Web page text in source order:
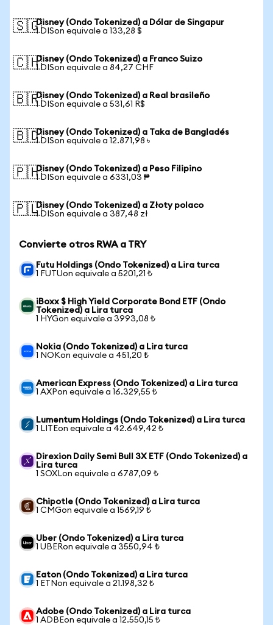
🇸🇬Disney (Ondo Tokenized) a Dólar de Singapur
1 DISon equivale a 133,28 $
🇨🇭Disney (Ondo Tokenized) a Franco Suizo
1 DISon equivale a 84,27 CHF
🇧🇷Disney (Ondo Tokenized) a Real brasileño
1 DISon equivale a 531,61 R$
🇧🇩Disney (Ondo Tokenized) a Taka de Bangladés
1 DISon equivale a 12.871,98 ৳
🇵🇭Disney (Ondo Tokenized) a Peso Filipino
1 DISon equivale a 6331,03 ₱
🇵🇱Disney (Ondo Tokenized) a Złoty polaco
1 DISon equivale a 387,48 zł
Convierte otros RWA a TRY
Futu Holdings (Ondo Tokenized) a Lira turca
1 FUTUon equivale a 5201,21 ₺
iBoxx $ High Yield Corporate Bond ETF (Ondo
Tokenized) a Lira turca
1 HYGon equivale a 3993,08 ₺
Nokia (Ondo Tokenized) a Lira turca
1 NOKon equivale a 451,20 ₺
American Express (Ondo Tokenized) a Lira turca
1 AXPon equivale a 16.329,55 ₺
Lumentum Holdings (Ondo Tokenized) a Lira turca
1 LITEon equivale a 42.649,42 ₺
Direxion Daily Semi Bull 3X ETF (Ondo Tokenized) a
Lira turca
1 SOXLon equivale a 6787,09 ₺
Chipotle (Ondo Tokenized) a Lira turca
1 CMGon equivale a 1569,19 ₺
Uber (Ondo Tokenized) a Lira turca
1 UBERon equivale a 3550,94 ₺
Eaton (Ondo Tokenized) a Lira turca
1 ETNon equivale a 21.198,32 ₺
Adobe (Ondo Tokenized) a Lira turca
1 ADBEon equivale a 12.550,15 ₺